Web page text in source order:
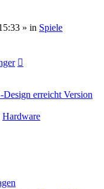
» in Spiele
erreicht Version
Hardware